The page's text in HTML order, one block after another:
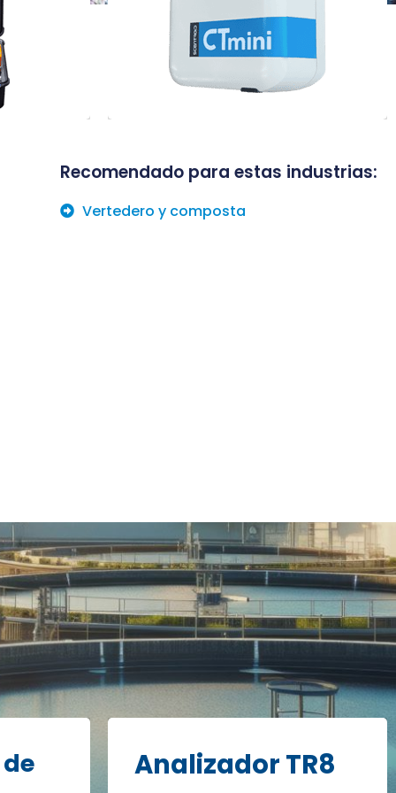
índice de VOC, temperatura y
humedad relativa.
Recomendado para estas industrias:
Vertedero y composta
Analizador TR8